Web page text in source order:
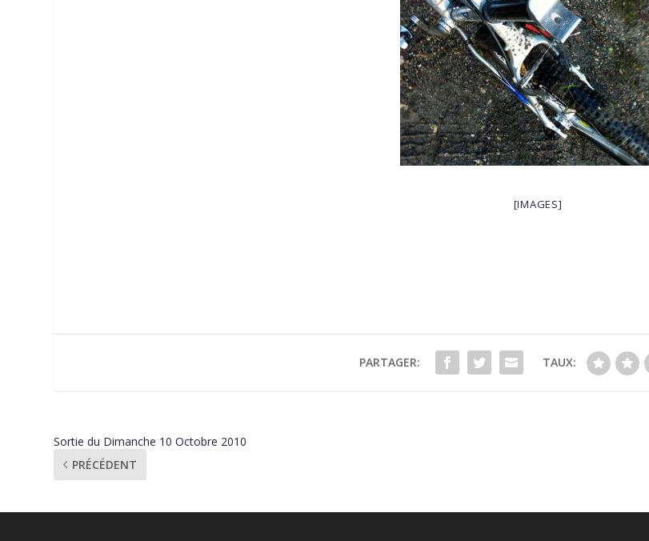
[IMAGES]
PARTAGER: TAUX:
Sortie du Dimanche 10 Octobre 2010
PRÉCÉDENT